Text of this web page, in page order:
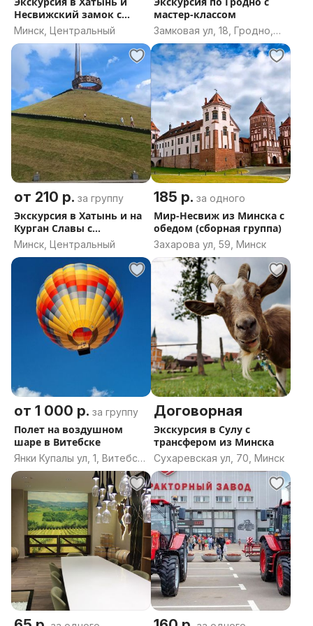
протекает иначе… Хрупкая красота и утраченное
величие. Нас ждёт квест-экскурсия «Тайны
Жемыславля», участвуя в которой вы «спасёте»
усадьбу.
После нас ожидает простой, но вкусный обедо-
ужин))) в благодарность за «спасение».
Отъезд в Гродно. Приезжаем приблизительно в
22.00.
Несвижский замок с
трансфером из Минска
Минск, Центральный
мастер-классом
Замковая ул, 18, Гродно,
Гродненская область
от 210 р. за группу
Экскурсия в Хатынь и на
Курган Славы с
трансфером из Минска
Минск, Центральный
185 р. за одного
Мир-Несвиж из Минска с
обедом (сборная группа)
Захарова ул, 59, Минск
от 1 000 р. за группу
Полет на воздушном
шаре в Витебске
Янки Купалы ул, 1, Витебск,
Витебская область
Договорная
Экскурсия в Сулу с
трансфером из Минска
Сухаревская ул, 70, Минск